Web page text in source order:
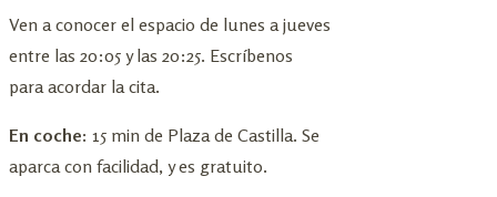
Ven a conocer el espacio de lunes a jueves
entre las 20:05 y las 20:25. Escríbenos
para acordar la cita.
En coche: 15 min de Plaza de Castilla. Se
aparca con facilidad, y es gratuito.